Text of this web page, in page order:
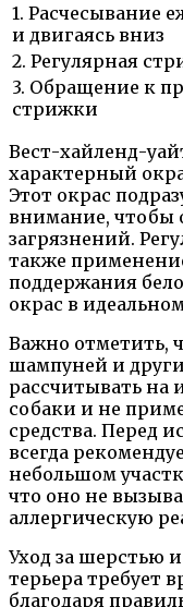
1. Расчесывание
и двигаясь вниз
2. Регулярная
3. Обращение к
стрижки
Вест-хайленд-
характерный
Этот окрас
внимание, чтобы
загрязнений.
также
поддержания
окрас в
Важно отметить,
шампуней и
рассчитывать на
собаки и не
средства. Перед
всегда
небольшом
что оно не
аллергическую
Уход за шерстью
терьера требует
благодаря